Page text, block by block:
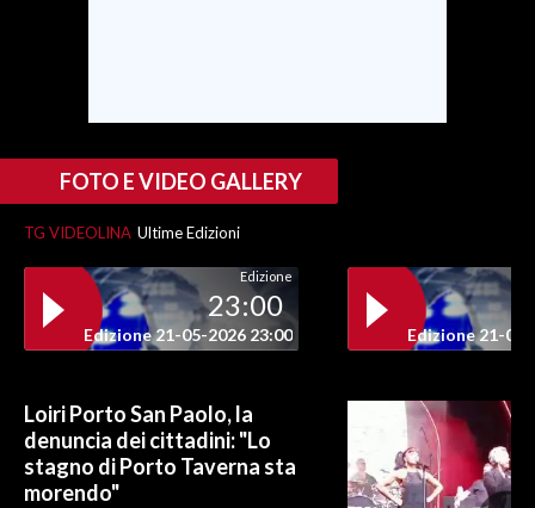
#CARAUNIONE
INSULARITÀ
ABBONATI
ANNUNCI
NECROLOGI
FOTO E VIDEO GALLERY
TG VIDEOLINA Ultime Edizioni
Edizione
23:00
Edizione 21-05-2026 23:00 Edizione 21-05-
Loiri Porto San Paolo, la
denuncia dei cittadini: "Lo
stagno di Porto Taverna sta
morendo"